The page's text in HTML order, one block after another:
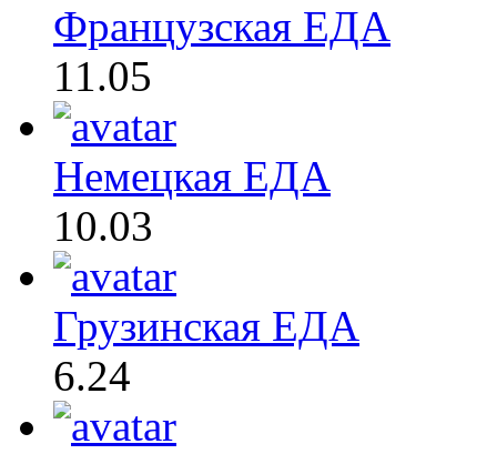
Французская ЕДА
11.05
Немецкая ЕДА
10.03
Грузинская ЕДА
6.24